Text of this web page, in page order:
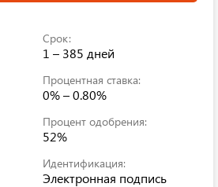
Срок:
1 – 385 дней
Процентная ставка:
0% – 0.80%
Процент одобрения:
52%
Идентификация:
Электронная подпись